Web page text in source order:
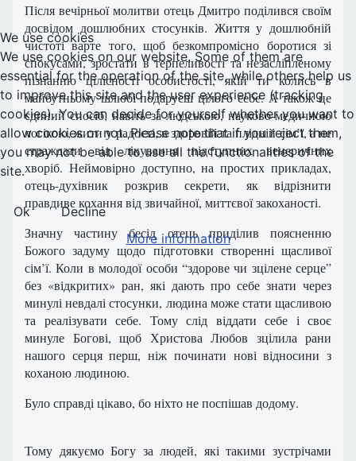
Після вечірньої молитви отець Дмитро поділився своїм
досвідом дошлюбних стосунків. Життя у дошлюбній
чистоті варте того, щоб безкомпромісно боротися зі
спокусами, зростати в терпеливості та незасліпленому
пізнанню цілісності особистості, якій ти колись в
майбутньому шлюбі подаруєш цілого себе. А також це
єдиний спосіб, навіть за людською, науково-медичною
логікою, жити у радості, в здоровій та плідній сім’ї, а не
страждати від лікування підступних венеричних
хворіб. Неймовірно доступно, на простих прикладах,
отець-духівник розкрив секрети, як відрізнити
правдиве кохання від звичайної, миттєвої закоханості.
Значну частину бесід отець приділив поясненню
Божого задуму щодо підготовки створенні щасливої
сім’ї. Коли в молодої особи “здорове чи зцілене серце”
без «відкритих» ран, які дають про себе знати через
минулі невдалі стосунки, людина може стати щасливою
та реалізувати себе. Тому слід віддати себе і своє
минуле Богові, щоб Христова Любов зцілила рани
нашого серця перш, ніж починати нові відносини з
коханою людиною.
Було справді цікаво, бо ніхто не поспішав додому.
Тому дякуємо Богу за людей, які такими зустрічами
We use cookies
We use cookies on our website. Some of them are
essential for the operation of the site, while others help us
to improve this site and the user experience (tracking
cookies). You can decide for yourself whether you want to
allow cookies or not. Please note that if you reject them,
you may not be able to use all the functionalities of the
site.
Ok
Decline
More information